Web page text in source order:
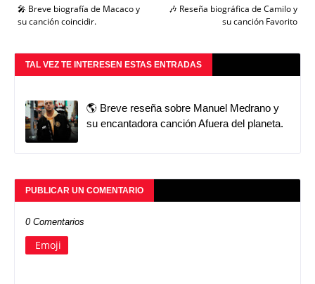
🎶 Reseña biográfica de Camilo y
su canción Favorito
🎤 Breve biografía de Macaco y
su canción coincidir.
TAL VEZ TE INTERESEN ESTAS ENTRADAS
🌎 Breve reseña sobre Manuel Medrano y
su encantadora canción Afuera del planeta.
PUBLICAR UN COMENTARIO
0 Comentarios
Emoji